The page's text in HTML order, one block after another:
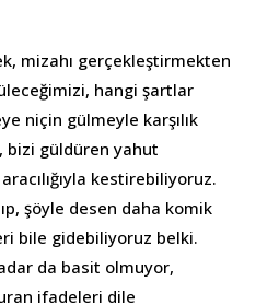
mizahı gerçekleştirmekten
hangi şartlar
niçin gülmeyle karşılık
bizi güldüren yahut
kestirebiliyoruz.
şöyle desen daha komik
bile gidebiliyoruz belki.
da basit olmuyor,
ifadeleri dile